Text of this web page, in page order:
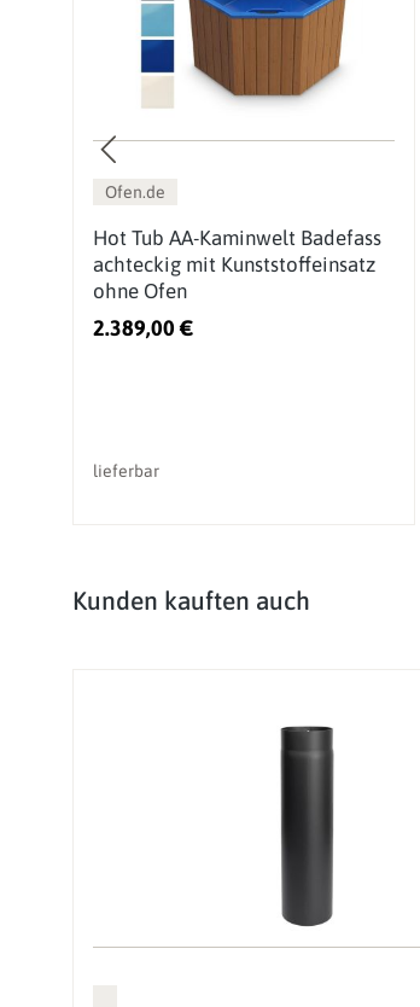
Ofen.de
Hot Tub AA-Kaminwelt Badefass
achteckig mit Kunststoffeinsatz
ohne Ofen
2.389,00 €
lieferbar
Produktgalerie überspringen
Kunden kauften auch